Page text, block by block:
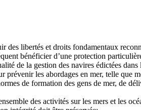
libertés et droits fondamentaux
bénéficier d’une protection
de la gestion des navires édictées
les abordages en mer, telle que
de formation des gens de mer, de
des activités sur les mers et les